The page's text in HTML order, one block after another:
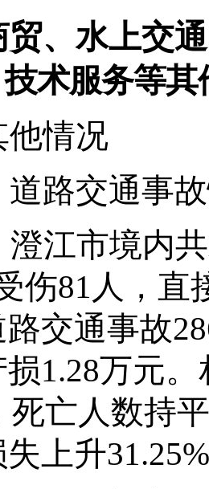
贸、水上交
术服务等其
他情况
道路交通事
澄江市境内
伤81 人，直
交通事故
1.28万元。
死亡人数持平
上升31.25%